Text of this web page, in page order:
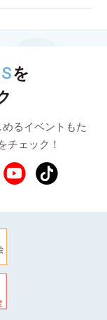
を
るイベントもた
チェック！